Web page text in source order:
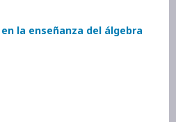
la enseñanza del álgebra